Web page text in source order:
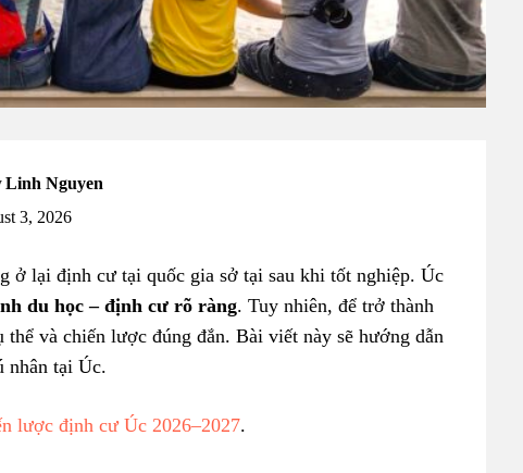
Linh Nguyen
3, 2026
ở lại định cư tại quốc gia sở tại sau khi tốt nghiệp. Úc
du học – định cư rõ ràng. Tuy nhiên, để trở thành
và chiến lược đúng đắn. Bài viết này sẽ hướng dẫn
nhân tại Úc.
lược định cư Úc 2026–2027.